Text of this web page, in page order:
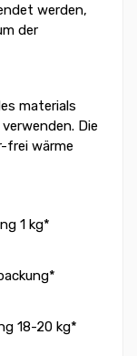
werden,
der
materials
Die
frei wärme
1 kg*
18-20 kg*